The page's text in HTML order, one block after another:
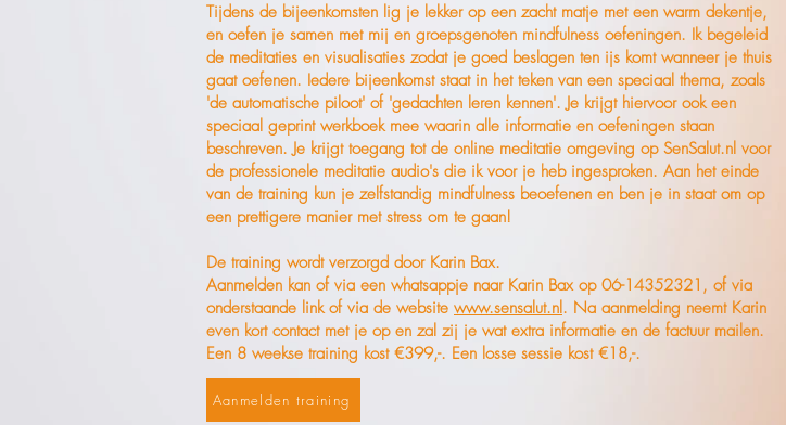
Tijdens de bijeenkomsten lig je lekker op een zacht matje met een warm dekentje,
en oefen je samen met mij en groepsgenoten mindfulness oefeningen. Ik begeleid
de meditaties en visualisaties zodat je goed beslagen ten ijs komt wanneer je thuis
gaat oefenen. Iedere bijeenkomst staat in het teken van een speciaal thema, zoals
'de automatische piloot' of 'gedachten leren kennen'. Je krijgt hiervoor ook een
speciaal geprint werkboek mee waarin alle informatie en oefeningen staan
beschreven. Je krijgt toegang tot de online meditatie omgeving op SenSalut.nl voor
de professionele meditatie audio's die ik voor je heb ingesproken. Aan het einde
van de training kun je zelfstandig mindfulness beoefenen en ben je in staat om op
een prettigere manier met stress om te gaan!
De training wordt verzorgd door Karin Bax.
Aanmelden kan of via een whatsappje naar Karin Bax op 06-14352321, of via
onderstaande link of via de website www.sensalut.nl. Na aanmelding neemt Karin
even kort contact met je op en zal zij je wat extra informatie en de factuur mailen.
Een 8 weekse training kost €399,-. Een losse sessie kost €18,-.
Aanmelden training